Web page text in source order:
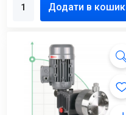
Додати в кошик